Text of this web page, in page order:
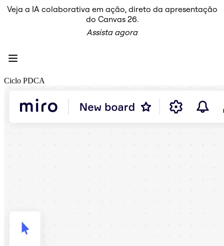
Canvas inteligente™
AI Workflows
Servidor MCP
Explore os Playbooks de IA
Planos de ação
Plataforma para desenvolvedores
Baixar aplicativos
Kanban
Linhas do tempo
Veja a IA colaborativa em ação, direto da apresentação
do Canvas 26.
Assista agora
Ciclo PDCA